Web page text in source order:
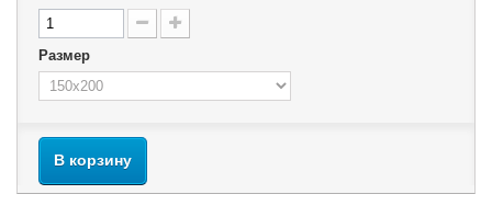
Размер
В корзину